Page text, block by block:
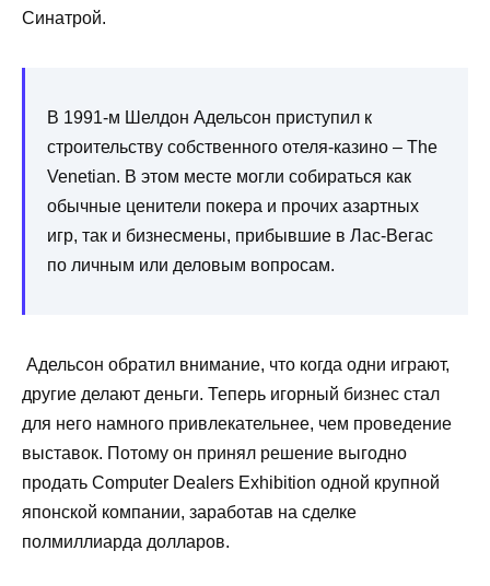
Синатрой.
В 1991-м Шелдон Адельсон приступил к
строительству собственного отеля-казино – The
Venetian. В этом месте могли собираться как
обычные ценители покера и прочих азартных
игр, так и бизнесмены, прибывшие в Лас-Вегас
по личным или деловым вопросам.
Адельсон обратил внимание, что когда одни играют,
другие делают деньги. Теперь игорный бизнес стал
для него намного привлекательнее, чем проведение
выставок. Потому он принял решение выгодно
продать Computer Dealers Exhibition одной крупной
японской компании, заработав на сделке
полмиллиарда долларов.